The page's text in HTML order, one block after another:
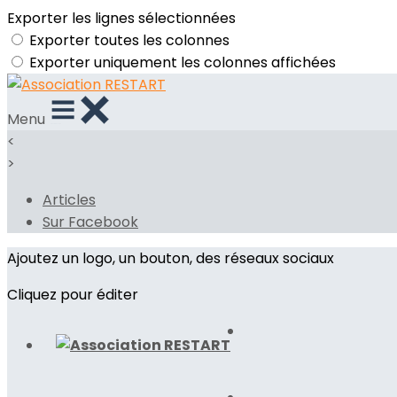
Exporter les lignes sélectionnées
Exporter toutes les colonnes
Exporter uniquement les colonnes affichées
Menu
<
>
Articles
Sur Facebook
Ajoutez un logo, un bouton, des réseaux sociaux
Cliquez pour éditer